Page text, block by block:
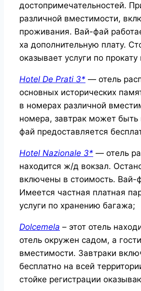
достопримечательностей.
различной вместимости,
проживания. Вай-фай
ха дополнительную плату.
оказывает услуги по
Hotel De Prati 3* — отель
основных исторических
в номерах различной
номера, завтрак может быть
фай предоставляется
Hotel Nazionale 3* — отель
находится ж/д вокзал.
включены в стоимость. Вай-
Имеется частная платная
услуги по хранению багажа;
Dolcemela – этот отель
отель окружен садом, а
вместимости. Завтраки
бесплатно на всей
стойке регистрации